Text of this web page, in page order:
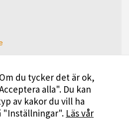
Media
du tycker det är ok,
alla". Du kan
av kakor du vill ha
"Inställningar". Läs vår